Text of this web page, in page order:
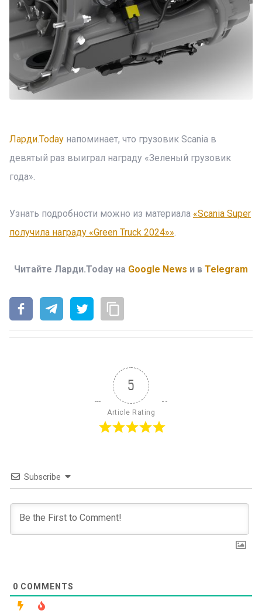
Ларди.Today напоминает, что грузовик Scania в
девятый раз выиграл награду «Зеленый грузовик
года».
Узнать подробности можно из материала «Scania Super
получила награду «Green Truck 2024»».
Читайте Ларди.Today на Google News и в Telegram
5
Article Rating
Subscribe
0 COMMENTS